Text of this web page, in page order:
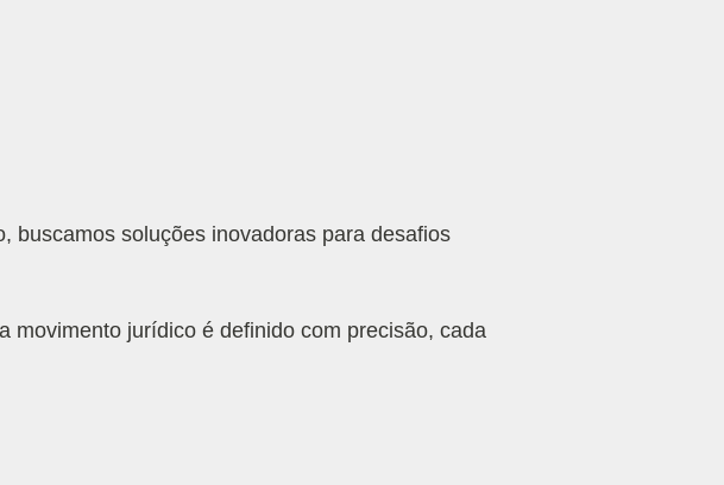
buscamos soluções inovadoras para desafios
movimento jurídico é definido com precisão, cada